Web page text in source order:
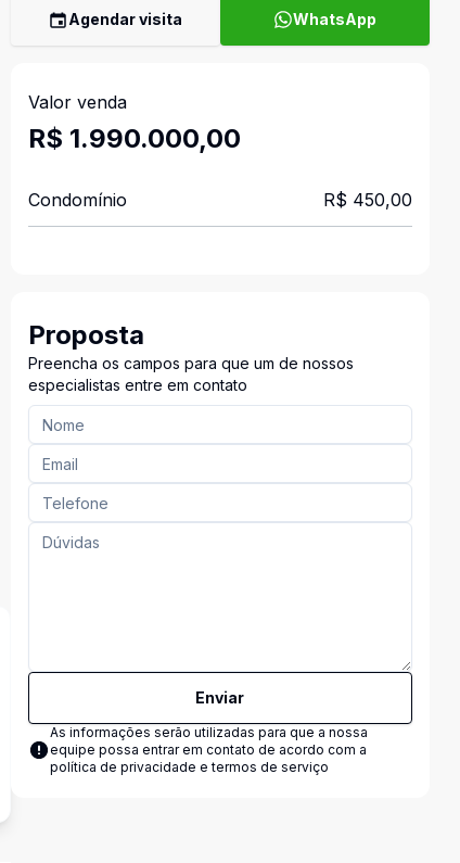
Agendar visita WhatsApp
Valor venda
R$ 1.990.000,00
Condomínio R$ 450,00
Proposta
Preencha os campos para que um de nossos
especialistas entre em contato
Enviar
As informações serão utilizadas para que a nossa
equipe possa entrar em contato de acordo com a
política de privacidade e termos de serviço